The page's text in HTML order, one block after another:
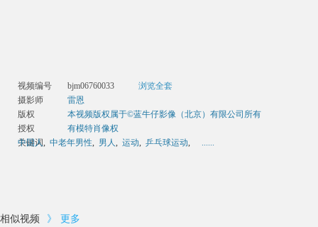
视频编号 bjm06760033
浏览全套
摄影师
雷恩
版权
本视频版权属于©蓝牛仔影像（北京）有限公司所有
授权
有模特肖像权
关键词
中国人, 中老年男性, 男人, 运动, 乒乓球运动, ......
相似视频 》 更多